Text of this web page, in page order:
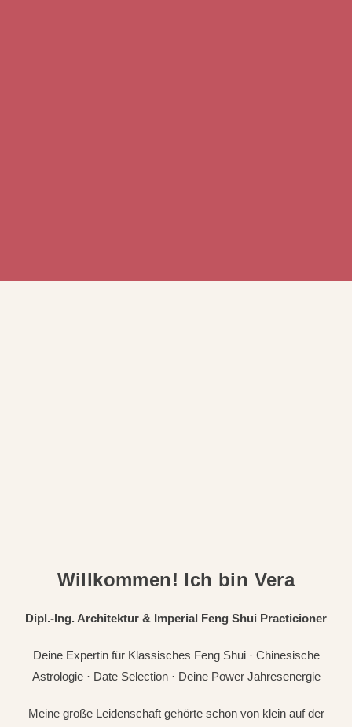
Willkommen! Ich bin Vera
Dipl.-Ing. Architektur & Imperial Feng Shui Practicioner
Deine Expertin für Klassisches Feng Shui · Chinesische
Astrologie · Date Selection · Deine Power Jahresenergie
Meine große Leidenschaft gehörte schon von klein auf der